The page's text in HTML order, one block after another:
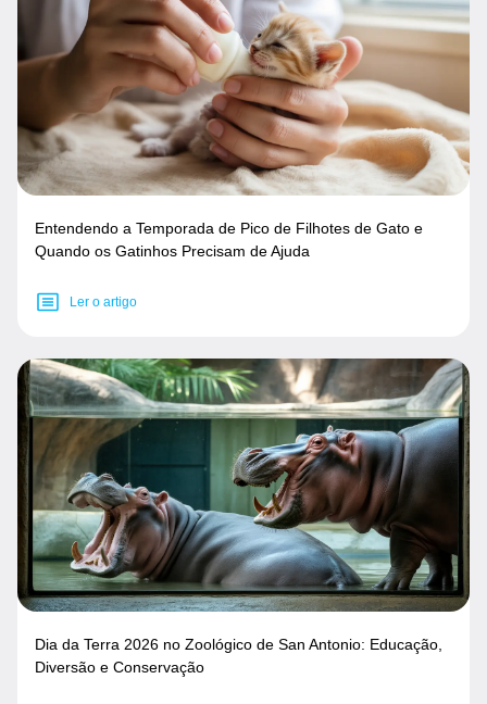
Entendendo a Temporada de Pico de Filhotes de Gato e
Quando os Gatinhos Precisam de Ajuda
Ler o artigo
Dia da Terra 2026 no Zoológico de San Antonio: Educação,
Diversão e Conservação